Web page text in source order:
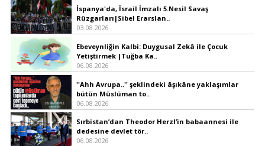
İspanya'da, İsrail İmzalı 5.Nesil Savaş
Rüzgarları|Sibel Erarslan..
03.08.2026
Ebeveynliğin Kalbi: Duygusal Zekâ ile Çocuk
Yetiştirmek |Tuğba Ka..
06.08.2026
''Ahh Avrupa..'' şeklindeki âşıkâne yaklaşımlar
bütün Müslüman to..
06.08.2026
Sırbistan’dan Theodor Herzl’in babaannesi ile
dedesine devlet tör..
06.08.2026